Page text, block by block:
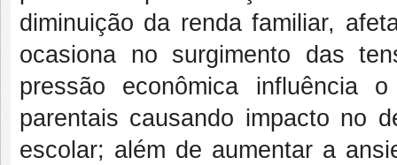
diminuição da renda familiar,
ocasiona no surgimento das
pressão econômica influência
parentais causando impacto no
escolar; além de aumentar a